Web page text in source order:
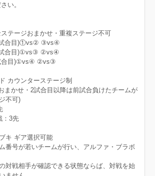
い。
ステージおまかせ・重複ステージ不可
合目)①vs② ③vs④
②vs④
②vs③
カウンターステージ制
まかせ・2試合目以降は前試合負けたチームが
不可)
：3先
キ ギア選択可能
番号が若いチームが行い、アルファ・ブラボ
対戦相手が確認できる状態ならば、対戦を始